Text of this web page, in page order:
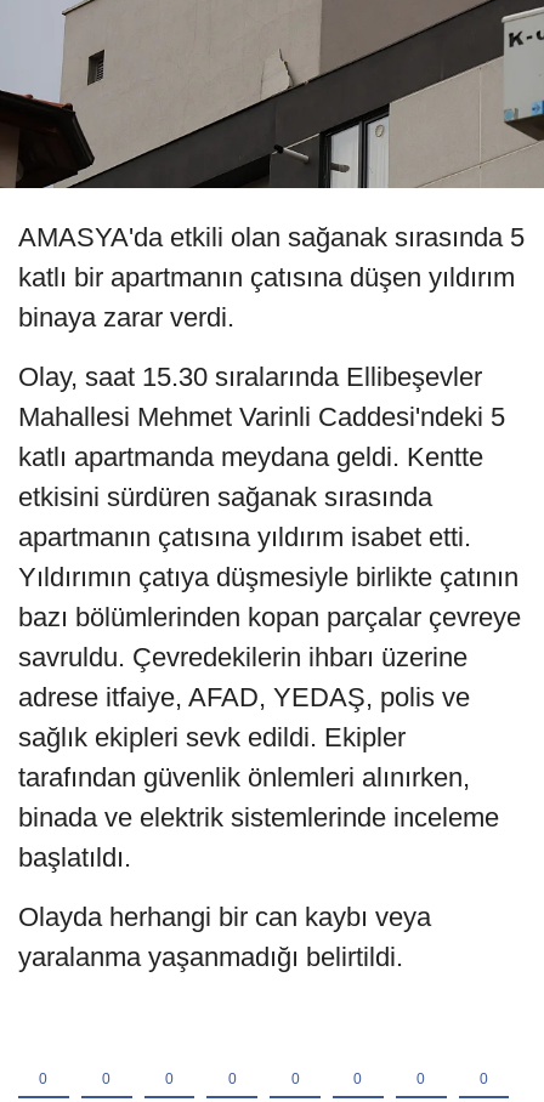
AMASYA'da etkili olan sağanak sırasında 5
katlı bir apartmanın çatısına düşen yıldırım
binaya zarar verdi.
Olay, saat 15.30 sıralarında Ellibeşevler
Mahallesi Mehmet Varinli Caddesi'ndeki 5
katlı apartmanda meydana geldi. Kentte
etkisini sürdüren sağanak sırasında
apartmanın çatısına yıldırım isabet etti.
Yıldırımın çatıya düşmesiyle birlikte çatının
bazı bölümlerinden kopan parçalar çevreye
savruldu. Çevredekilerin ihbarı üzerine
adrese itfaiye, AFAD, YEDAŞ, polis ve
sağlık ekipleri sevk edildi. Ekipler
tarafından güvenlik önlemleri alınırken,
binada ve elektrik sistemlerinde inceleme
başlatıldı.
Olayda herhangi bir can kaybı veya
yaralanma yaşanmadığı belirtildi.